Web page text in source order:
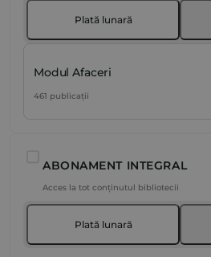
Plată lunară
Modul Afaceri
461 publicații
ABONAMENT INTEGRAL
Acces la tot conținutul bibliotecii
Plată lunară